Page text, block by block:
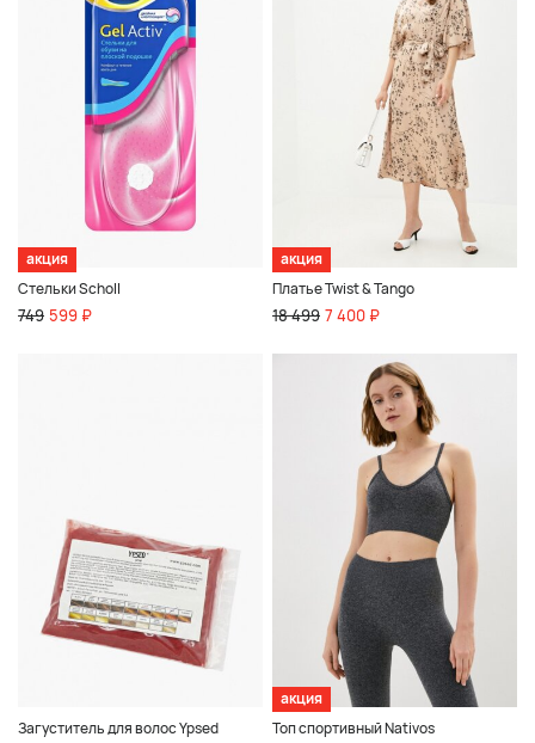
акция
Стельки Scholl
749 599 ₽
акция
Платье Twist & Tango
18 499 7 400 ₽
Загуститель для волос Ypsed
акция
Топ спортивный Nativos